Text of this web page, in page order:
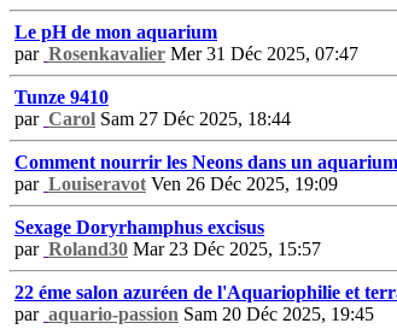
Le pH de mon aquarium
par Rosenkavalier Mer 31 Déc 2025, 07:47
Tunze 9410
par Carol Sam 27 Déc 2025, 18:44
Comment nourrir les Neons dans un aquarium
par Louiseravot Ven 26 Déc 2025, 19:09
Sexage Doryrhamphus excisus
par Roland30 Mar 23 Déc 2025, 15:57
22 éme salon azuréen de l'Aquariophilie et
par aquario-passion Sam 20 Déc 2025, 19:45